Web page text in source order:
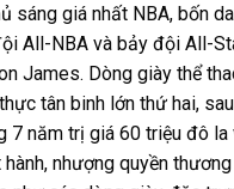
sáng giá nhất NBA, bốn
All-NBA và bảy đội All-
James. Dòng giày thể
tân binh lớn thứ hai,
7 năm trị giá 60 triệu đô
nhượng quyền